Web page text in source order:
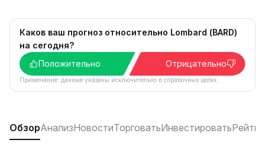
Каков ваш прогноз относительно Lombard (BARD)
на сегодня?
Положительно
Отрицательно
Примечание: данные указаны исключительно в справочных целях.
ОбзорАнализНовостиТорговатьИнвестировать